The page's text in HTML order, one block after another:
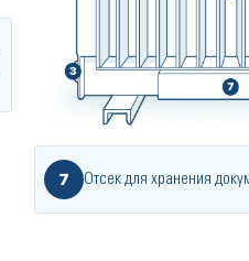
7 Отсек для хранения